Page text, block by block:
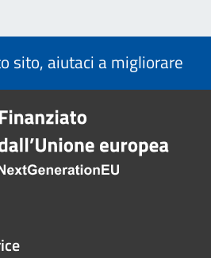
sito, aiutaci a migliorare